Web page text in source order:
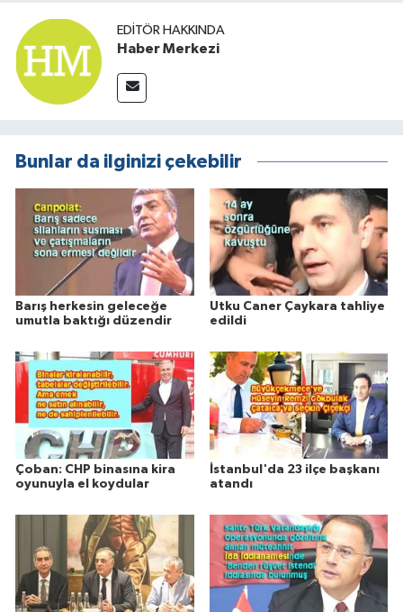
EDITÖR HAKKINDA
Haber Merkezi
Bunlar da ilginizi çekebilir
Barış herkesin geleceğe
umutla baktığı düzendir
Utku Caner Çaykara tahliye
edildi
Çoban: CHP binasına kira
oyunuyla el koydular
İstanbul'da 23 ilçe başkanı
atandı